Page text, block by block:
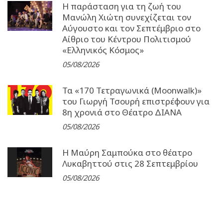
Η παράσταση για τη ζωή του
Μανώλη Χιώτη συνεχίζεται τον
Αύγουστο και τον Σεπτέμβριο στο
Αίθριο του Κέντρου Πολιτισμού
«Ελληνικός Κόσμος»
05/08/2026
Τα «170 Τετραγωνικά (Moonwalk)»
του Γιωργή Τσουρή επιστρέφουν για
8η χρονιά στο Θέατρο ΔΙΑΝΑ
05/08/2026
Η Μαύρη Σαμπούκα στο θέατρο
Λυκαβηττού στις 28 Σεπτεμβρίου
05/08/2026